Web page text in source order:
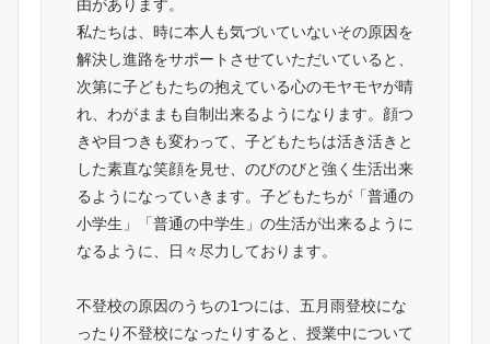
由があります。
私たちは、時に本人も気づいていないその原因を
解決し進路をサポートさせていただいていると、
次第に子どもたちの抱えている心のモヤモヤが晴
れ、わがままも自制出来るようになります。顔つ
きや目つきも変わって、子どもたちは活き活きと
した素直な笑顔を見せ、のびのびと強く生活出来
るようになっていきます。子どもたちが「普通の
小学生」「普通の中学生」の生活が出来るように
なるように、日々尽力しております。
不登校の原因のうちの1つには、五月雨登校にな
ったり不登校になったりすると、授業中について